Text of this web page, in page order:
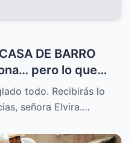
DE BARRO
pero lo que
TODO
todo. Recibirás lo
señora Elvira.…